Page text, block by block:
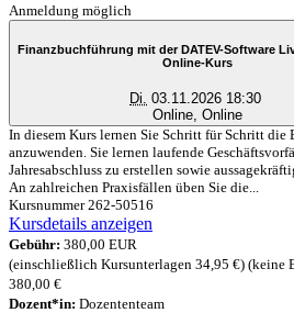
Anmeldung möglich
Online-Kurs
Di. 03.11.2026 18:30
Online, Online
In diesem Kurs lernen Sie Schritt für Schritt
anzuwenden. Sie lernen laufende
Jahresabschluss zu erstellen sowie
An zahlreichen Praxisfällen üben Sie die...
Kursnummer 262-50516
Kursdetails anzeigen
Gebühr: 380,00 EUR
(einschließlich Kursunterlagen 34,95 €) (keine
380,00 €
Dozent*in: Dozententeam